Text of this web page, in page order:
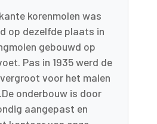
korenmolen was
op dezelfde plaats in
gebouwd op
Pas in 1935 werd de
voor het malen
onderbouw is door
aangepast en